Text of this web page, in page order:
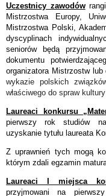
Uczestnicy zawodów
Mistrzostwa Europy,
Mistrzostwa Polski,
dyscyplinach
seniorów będą
dokumentu
organizatora Mistrzostw
wykazie polskich
właściwego do spraw
Laureaci konkursu
pierwszy rok studiów na
uzyskanie tytułu laureata
Z uprawnień tych mogą
którym zdali egzamin
Laureaci I miejsca
przyjmowani na